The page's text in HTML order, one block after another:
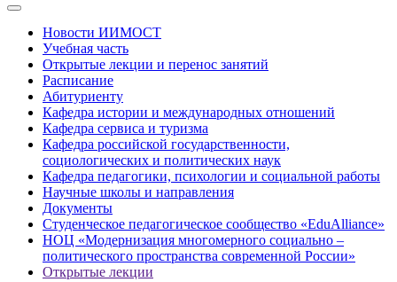
Новости ИИМОСТ
Учебная часть
Открытые лекции и перенос занятий
Расписание
Абитуриенту
Кафедра истории и международных отношений
Кафедра сервиса и туризма
Кафедра российской государственности,
социологических и политических наук
Кафедра педагогики, психологии и социальной работы
Научные школы и направления
Документы
Студенческое педагогическое сообщество «EduAlliance»
НОЦ «Модернизация многомерного социально –
политического пространства современной России»
Открытые лекции